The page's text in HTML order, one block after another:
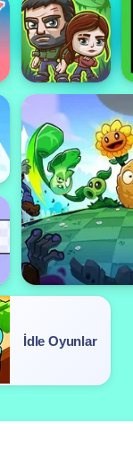
İdle Oyunlar